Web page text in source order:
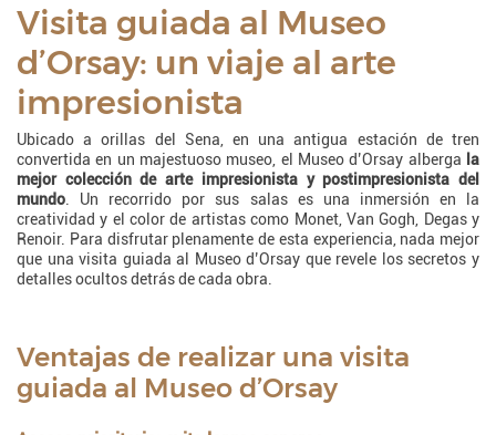
Visita guiada al Museo
d’Orsay: un viaje al arte
impresionista
Ubicado a orillas del Sena, en una antigua estación de tren
convertida en un majestuoso museo, el Museo d’Orsay alberga la
mejor colección de arte impresionista y postimpresionista del
mundo . Un recorrido por sus salas es una inmersión en la
creatividad y el color de artistas como Monet, Van Gogh, Degas y
Renoir. Para disfrutar plenamente de esta experiencia, nada mejor
que una visita guiada al Museo d’Orsay que revele los secretos y
detalles ocultos detrás de cada obra.
Ventajas de realizar una visita
guiada al Museo d’Orsay